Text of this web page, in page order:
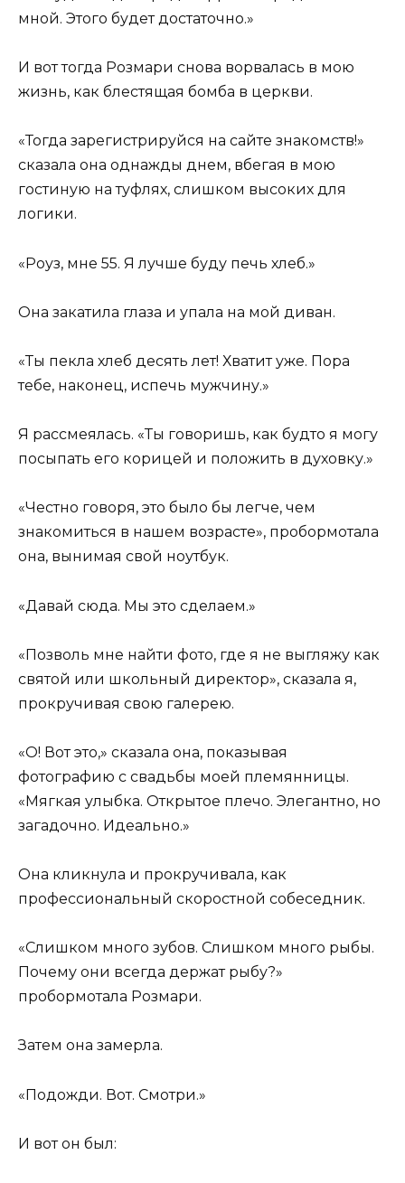
мной. Этого будет достаточно.»
И вот тогда Розмари снова ворвалась в мою
жизнь, как блестящая бомба в церкви.
«Тогда зарегистрируйся на сайте знакомств!»
сказала она однажды днем, вбегая в мою
гостиную на туфлях, слишком высоких для
логики.
«Роуз, мне 55. Я лучше буду печь хлеб.»
Она закатила глаза и упала на мой диван.
«Ты пекла хлеб десять лет! Хватит уже. Пора
тебе, наконец, испечь мужчину.»
Я рассмеялась. «Ты говоришь, как будто я могу
посыпать его корицей и положить в духовку.»
«Честно говоря, это было бы легче, чем
знакомиться в нашем возрасте», пробормотала
она, вынимая свой ноутбук.
«Давай сюда. Мы это сделаем.»
«Позволь мне найти фото, где я не выгляжу как
святой или школьный директор», сказала я,
прокручивая свою галерею.
«О! Вот это,» сказала она, показывая
фотографию с свадьбы моей племянницы.
«Мягкая улыбка. Открытое плечо. Элегантно, но
загадочно. Идеально.»
Она кликнула и прокручивала, как
профессиональный скоростной собеседник.
«Слишком много зубов. Слишком много рыбы.
Почему они всегда держат рыбу?»
пробормотала Розмари.
Затем она замерла.
«Подожди. Вот. Смотри.»
И вот он был: